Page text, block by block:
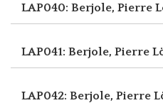
LAP040: Berjole, Pierre
LAP041: Berjole, Pierre
LAP042: Berjole, Pierre